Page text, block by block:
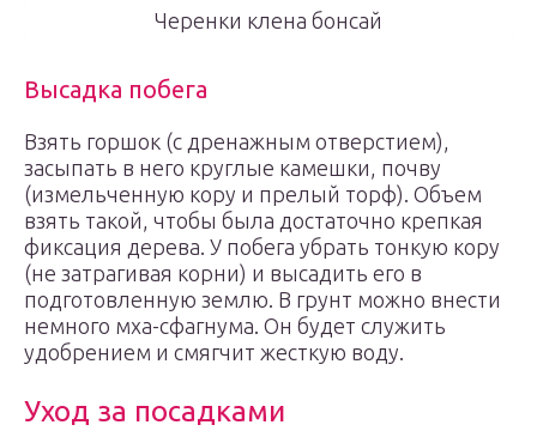
Черенки клена бонсай
Высадка побега
Взять горшок (с дренажным отверстием),
засыпать в него круглые камешки, почву
(измельченную кору и прелый торф). Объем
взять такой, чтобы была достаточно крепкая
фиксация дерева. У побега убрать тонкую кору
(не затрагивая корни) и высадить его в
подготовленную землю. В грунт можно внести
немного мха-сфагнума. Он будет служить
удобрением и смягчит жесткую воду.
Уход за посадками